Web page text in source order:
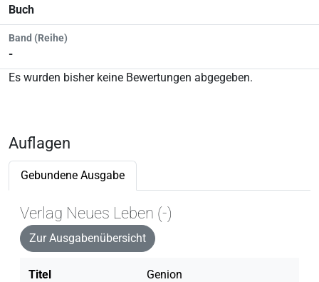
Buch
Band (Reihe)
-
Es wurden bisher keine Bewertungen abgegeben.
Auflagen
Gebundene Ausgabe
Verlag Neues Leben (-)
Zur Ausgabenübersicht
Titel
Genion